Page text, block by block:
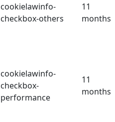
cookielawinfo-
checkbox-others
11
months
cookielawinfo-
checkbox-
performance
11
months